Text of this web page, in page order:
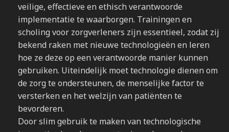
veilige, effectieve en ethisch verantwoorde
implementatie te waarborgen. Trainingen en
scholing voor zorgverleners zijn essentieel, zodat zij
bekend raken met nieuwe technologieën en leren
hoe ze deze op een verantwoorde manier kunnen
gebruiken. Uiteindelijk moet technologie dienen om
de zorg te ondersteunen, de menselijke factor te
versterken en het welzijn van patiënten te
bevorderen.
Door slim gebruik te maken van technologische